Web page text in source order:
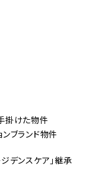
掛けた物件
ブランド物件
デンスケア」継承